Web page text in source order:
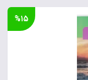
%۱۵